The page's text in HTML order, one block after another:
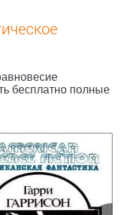
бесплатно полные